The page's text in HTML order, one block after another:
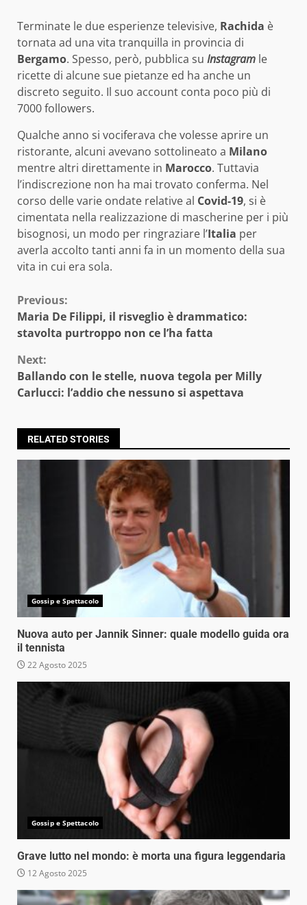
Terminate le due esperienze televisive, Rachida è
tornata ad una vita tranquilla in provincia di
Bergamo. Spesso, però, pubblica su Instagram le
ricette di alcune sue pietanze ed ha anche un
discreto seguito. Il suo account conta poco più di
7000 followers.
Qualche anno si vociferava che volesse aprire un
ristorante, alcuni avevano sottolineato a Milano
mentre altri direttamente in Marocco. Tuttavia
l’indiscrezione non ha mai trovato conferma. Nel
corso delle varie ondate relative al Covid-19, si è
cimentata nella realizzazione di mascherine per i più
bisognosi, un modo per ringraziare l’Italia per
averla accolto tanti anni fa in un momento della sua
vita in cui era sola.
Continue
Reading
Previous:
Maria De Filippi, il risveglio è drammatico:
stavolta purtroppo non ce l’ha fatta
Next:
Ballando con le stelle, nuova tegola per Milly
Carlucci: l’addio che nessuno si aspettava
RELATED STORIES
Gossip e Spettacolo
Nuova auto per Jannik Sinner: quale modello guida ora
il tennista
22 Agosto 2025
Gossip e Spettacolo
Grave lutto nel mondo: è morta una figura leggendaria
12 Agosto 2025